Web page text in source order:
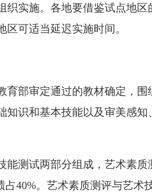
实施。各地要借鉴试点地区
可适当延迟实施时间。
部审定通过的教材确定，围
识和基本技能以及审美感
测试两部分组成，艺术素质
40%。艺术素质测评与艺